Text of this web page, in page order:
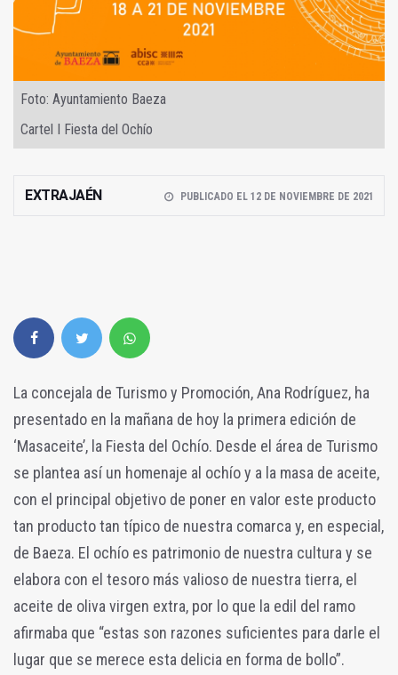
Foto: Ayuntamiento Baeza
Cartel I Fiesta del Ochío
EXTRAJAÉN PUBLICADO EL 12 DE NOVIEMBRE DE 2021
La concejala de Turismo y Promoción, Ana Rodríguez, ha
presentado en la mañana de hoy la primera edición de
‘Masaceite’, la Fiesta del Ochío. Desde el área de Turismo
se plantea así un homenaje al ochío y a la masa de aceite,
con el principal objetivo de poner en valor este producto
tan producto tan típico de nuestra comarca y, en especial,
de Baeza. El ochío es patrimonio de nuestra cultura y se
elabora con el tesoro más valioso de nuestra tierra, el
aceite de oliva virgen extra, por lo que la edil del ramo
afirmaba que “estas son razones suficientes para darle el
lugar que se merece esta delicia en forma de bollo”.